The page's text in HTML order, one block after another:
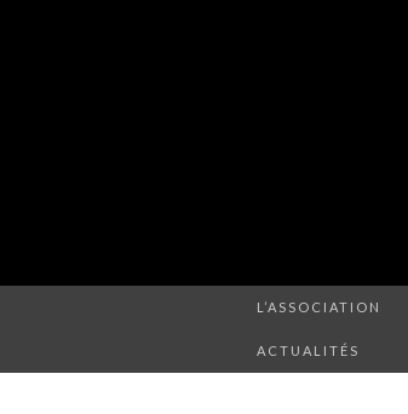
L’ASSOCIATION
ACTUALITÉS